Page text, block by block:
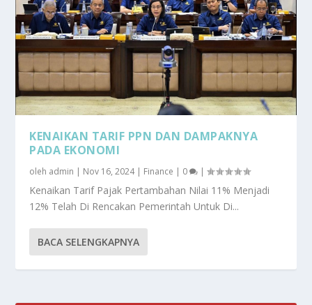
KENAIKAN TARIF PPN DAN DAMPAKNYA
PADA EKONOMI
oleh admin | Nov 16, 2024| Finance | 0 |
Kenaikan Tarif Pajak Pertambahan Nilai 11% Menjadi
12% Telah Di Rencakan Pemerintah Untuk Di...
BACA SELENGKAPNYA